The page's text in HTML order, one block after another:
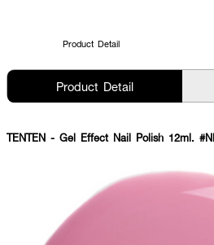
Product Detail
Product Detail
TENTEN - Gel Effect Nail Polish 12ml.